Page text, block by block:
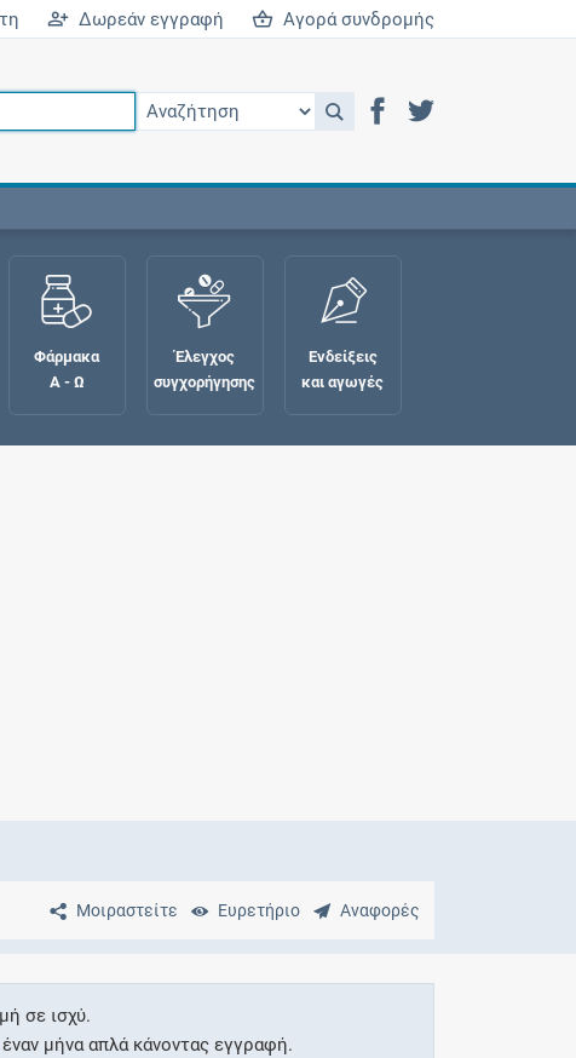
Δωρεάν εγγραφή Αγορά συνδρομής
Φάρμακα
Α - Ω
Έλεγχος
συγχορήγησης
Ενδείξεις
και αγωγές
Μοιραστείτε Ευρετήριο Αναφορές
σε ισχύ.
μήνα απλά κάνοντας εγγραφή.